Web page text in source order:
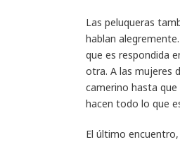
Las peluqueras
hablan
que es respondida
otra. A las mujeres
camerino hasta
hacen todo lo que
El último